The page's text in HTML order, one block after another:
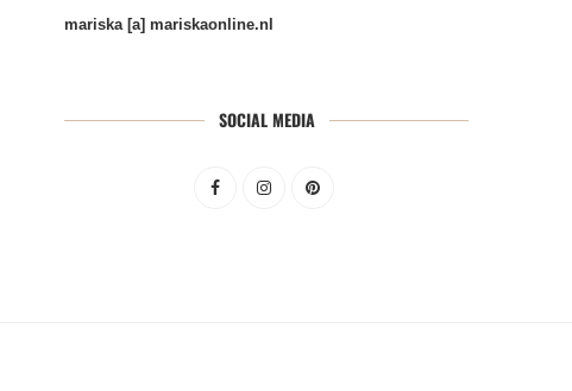
mariska [a] mariskaonline.nl
SOCIAL MEDIA